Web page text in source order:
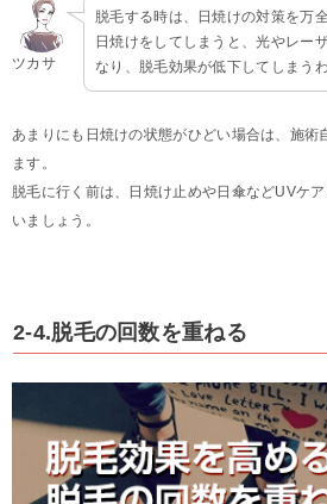
ツカサ
脱毛する時は、日焼けの対策を万
日焼けをしてしまうと、光やレー
なり、脱毛効果が低下してしまうわ
あまりにも日焼けの状態がひどい場合は、施術
ます。
脱毛に行く前は、日焼け止めや日傘などUVケ
いましょう。
2-4.脱毛の回数を重ねる